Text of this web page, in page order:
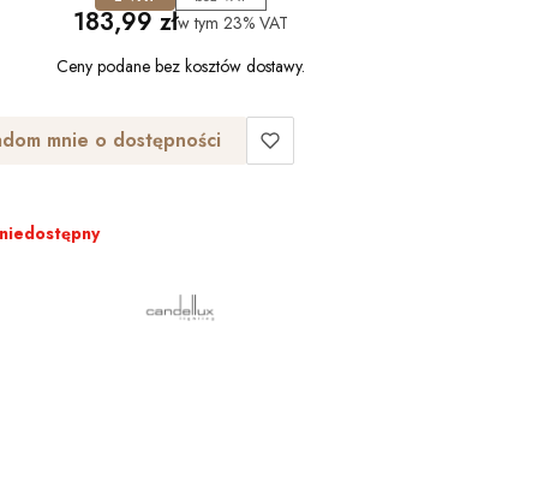
Cena
183,99 złw tym 23% VAT
Ceny podane bez kosztów dostawy.
mnie o dostępności